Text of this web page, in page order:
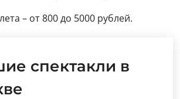
– от 800 до 5000 рублей.
спектакли в